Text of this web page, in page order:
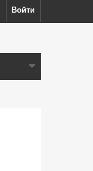
Войти